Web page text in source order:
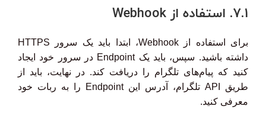
7.1. استفاده از Webhook
برای استفاده از Webhook، ابتدا باید یک سرور HTTPS
داشته باشید. سپس، باید یک Endpoint در سرور خود ایجاد
کنید که پیام‌های تلگرام را دریافت کند. در نهایت، باید از
طریق API تلگرام، آدرس این Endpoint را به ربات خود
معرفی کنید.